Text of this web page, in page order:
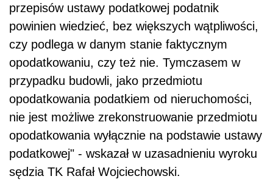
przepisów ustawy podatkowej podatnik
powinien wiedzieć, bez większych wątpliwości,
czy podlega w danym stanie faktycznym
opodatkowaniu, czy też nie. Tymczasem w
przypadku budowli, jako przedmiotu
opodatkowania podatkiem od nieruchomości,
nie jest możliwe zrekonstruowanie przedmiotu
opodatkowania wyłącznie na podstawie ustawy
podatkowej" - wskazał w uzasadnieniu wyroku
sędzia TK Rafał Wojciechowski.